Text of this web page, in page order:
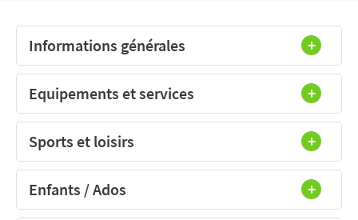
Informations générales
Equipements et services
Sports et loisirs
Enfants / Ados